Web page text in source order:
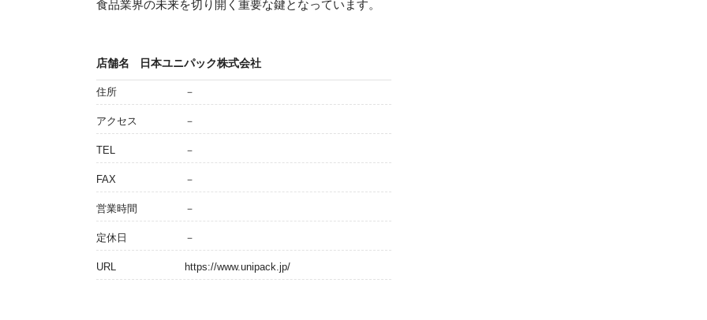
食品業界の未来を切り開く重要な鍵となっています。
店舗名 日本ユニパック株式会社
住所 －
アクセス －
TEL －
FAX －
営業時間 －
定休日 －
URL https://www.unipack.jp/